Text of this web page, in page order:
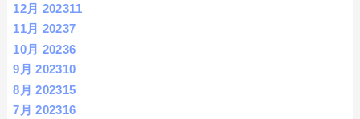
12月 202311
11月 20237
10月 20236
9月 202310
8月 202315
7月 202316